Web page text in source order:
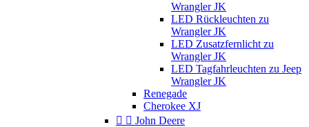
Wrangler JK
LED Rückleuchten zu
Wrangler JK
LED Zusatzfernlicht zu
Wrangler JK
LED Tagfahrleuchten zu Jeep
Wrangler JK
Renegade
Cherokee XJ
  John Deere